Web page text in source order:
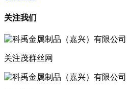
关注我们
关注茂群丝网